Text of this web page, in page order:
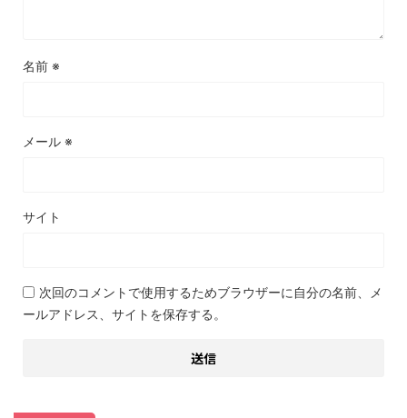
名前 ※
メール ※
サイト
次回のコメントで使用するためブラウザーに自分の名前、メ
ールアドレス、サイトを保存する。